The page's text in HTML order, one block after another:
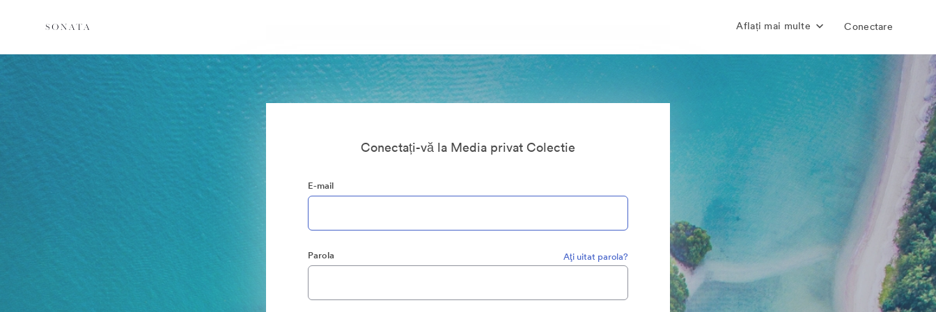
Aflați mai multe Conectare
Conectați-vă la Media privat Colectie
E-mail
Parola Aţi uitat parola?